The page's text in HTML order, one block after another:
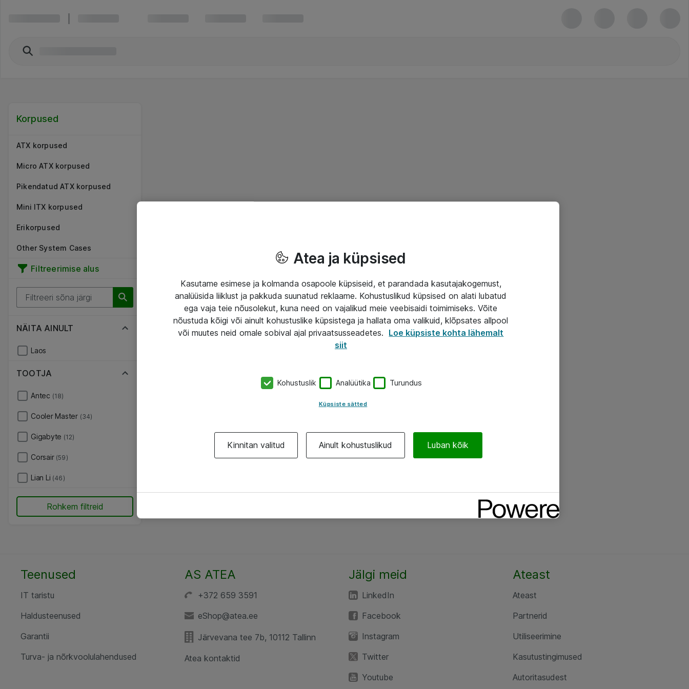
Korpused
ATX korpused
Micro ATX korpused
Pikendatud ATX korpused
Mini ITX korpused
Erikorpused
Other System Cases
Filtreerimise alus
NÄITA AINULT
Laos
TOOTJA
Antec (18)
Cooler Master (34)
Gigabyte (12)
Corsair (59)
Lian Li (46)
Rohkem filtreid
Teenused
IT taristu
Haldusteenused
Garantii
Turva- ja nõrkvoolulahendused
AS ATEA
+372 659 3591
eShop@atea.ee
Järvevana tee 7b, 10112 Tallinn
Atea kontaktid
Jälgi meid
LinkedIn
Facebook
Instagram
Twitter
Youtube
Ateast
Ateast
Partnerid
Utiliseerimine
Kasutustingimused
Autoritasudest
Atea ja küpsised
Kasutame esimese ja kolmanda osapoole küpsiseid, et parandada kasutajakogemust,
analüüsida liiklust ja pakkuda suunatud reklaame. Kohustuslikud küpsised on alati lubatud
ega vaja teie nõusolekut, kuna need on vajalikud meie veebisaidi toimimiseks. Võite
nõustuda kõigi või ainult kohustuslike küpsistega ja hallata oma valikuid, klõpsates allpool
või muutes neid omale sobival ajal privaatsusseadetes. Loe küpsiste kohta lähemalt
siit
Kohustuslik Analüütika Turundus
Küpsiste sätted
Kinnitan valitud Ainult kohustuslikud Luban kõik